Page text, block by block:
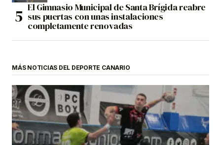
El Gimnasio Municipal de Santa Brígida reabre
sus puertas con unas instalaciones
completamente renovadas
MÁS NOTICIAS DEL DEPORTE CANARIO